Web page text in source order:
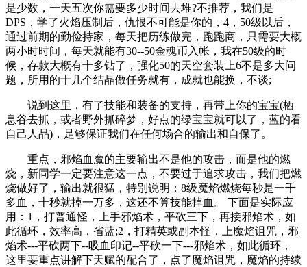
是少数，一天五次你需要多少时间去堆?不推荐，我们是
DPS，学了火焰压制后，仇恨不可能是你的，4，50级以后，
通过前期的勤俭持家，每天把历练做完，跑跑商，只需要大概
两小时时间，每天就能有30--50金魂币入帐，我在50级的时
候，存款大概有十多钻了，强化50的天空套装上6不是多大问
题，所用的十几个结晶做任务就有，成就也能换，不谈;
说到这里，有了技能和装备的支持，再带上你的宝宝(栖
息谷去抓，或者野外抓碎梦，好点的绿宝宝就可以了，蓝的看
自己人品)，足够保证我们在任何场合的输出和自保了。
重点，邪焰血魔的主要输出不是他的攻击，而是他的燃
烧，新同学一定要注意这一点，不要过于追求攻击，我们把燃
烧做好了，输出就很猛，特别说明：8级魔焰燃烧每秒是一千
多血，十秒就掉一万多，这还不算技能掉血。 下面是实际应
用：1，打普通怪，上手邪焰术，平砍三下，再接邪焰术，如
此循环，效率高，省蓝;2，打精英或副本怪，上魔焰诅咒，邪
焰术---平砍两下--吸血印记--平砍一下---邪焰术，如此循环，
这里要重点讲解下天赋的配合了，点了魔焰诅咒，魔焰的持续